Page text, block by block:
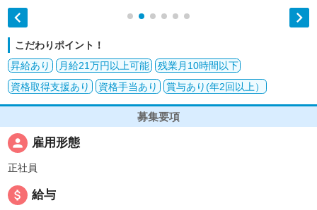
 
こだわりポイント！
昇給あり
月給21万円以上可能
残業月10時間以下
資格取得支援あり
資格手当あり 賞与あり(年2回以上）
募集要項
person 雇用形態
正社員
attach_money 給与